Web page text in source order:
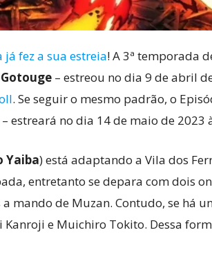
fez a sua estreia! A 3ª temporada
– estreou no dia 9 de abril
. Se seguir o mesmo padrão, o
estreará no dia 14 de maio de 2023
Yaiba) está adaptando a Vila dos
entretanto se depara com dois
mando de Muzan. Contudo, se há
e Muichiro Tokito. Dessa